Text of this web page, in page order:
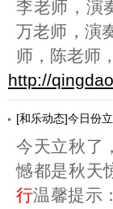
李老师，演
万老师，演
师，陈老师
http://
[和乐动态]今日份
今天立秋了
憾都是秋天
行温馨提示